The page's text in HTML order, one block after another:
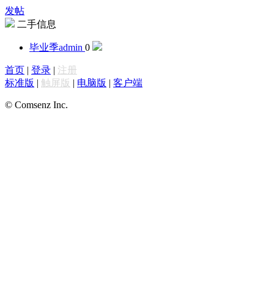
发帖
二手信息
毕业季admin 0
首页 | 登录 | 注册
标准版 | 触屏版 | 电脑版 | 客户端
© Comsenz Inc.